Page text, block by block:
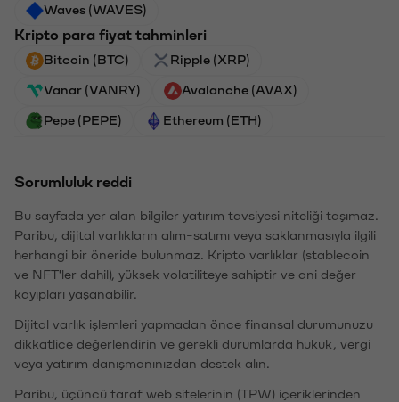
Waves (WAVES)
Kripto para fiyat tahminleri
Bitcoin (BTC) Ripple (XRP)
Vanar (VANRY) Avalanche (AVAX)
Pepe (PEPE) Ethereum (ETH)
Sorumluluk reddi
Bu sayfada yer alan bilgiler yatırım tavsiyesi niteliği taşımaz.
Paribu, dijital varlıkların alım-satımı veya saklanmasıyla ilgili
herhangi bir öneride bulunmaz. Kripto varlıklar (stablecoin
ve NFT'ler dahil), yüksek volatiliteye sahiptir ve ani değer
kayıpları yaşanabilir.
Dijital varlık işlemleri yapmadan önce finansal durumunuzu
dikkatlice değerlendirin ve gerekli durumlarda hukuk, vergi
veya yatırım danışmanınızdan destek alın.
Paribu, üçüncü taraf web sitelerinin (TPW) içeriklerinden